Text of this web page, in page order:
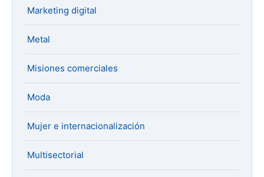
Marketing digital
Metal
Misiones comerciales
Moda
Mujer e internacionalización
Multisectorial